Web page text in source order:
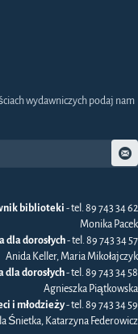
wydawniczych podaj nam
biblioteki - tel. 89 743 34 62
Monika Pacek
dla dorosłych- tel. 89 743 34 57
Anida Keller, Maria Mikołajczyk
dla dorosłych- tel. 89 743 34 58
Agnieszka Piątkowska
i młodzieży- tel. 89 743 34 59
Śnietka, Katarzyna Federowicz